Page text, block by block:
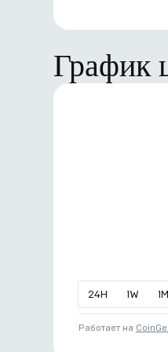
График
24H 1W 1M
Работает на